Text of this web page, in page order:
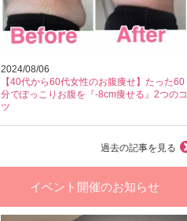
2024/08/06
【40代から60代女性のお腹痩せ】たった60
分でぽっこりお腹を『-8cm痩せる』2つのコ
ツ
過去の記事を見る
イベント開催のお知らせ